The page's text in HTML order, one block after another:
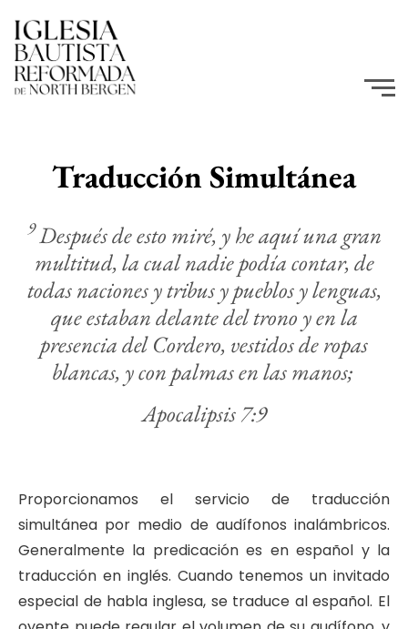
Traducción Simultánea
9Después de esto miré, y he aquí una gran
multitud, la cual nadie podía contar, de
todas naciones y tribus y pueblos y lenguas,
que estaban delante del trono y en la
presencia del Cordero, vestidos de ropas
blancas, y con palmas en las manos;
Apocalipsis 7:9
Proporcionamos el servicio de traducción
simultánea por medio de audífonos inalámbricos.
Generalmente la predicación es en español y la
traducción en inglés. Cuando tenemos un invitado
especial de habla inglesa, se traduce al español. El